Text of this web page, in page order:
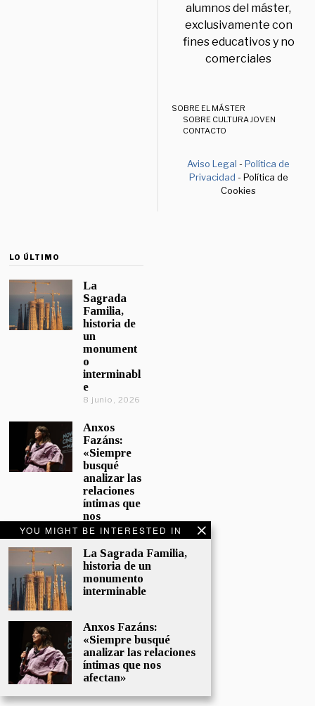
YOU MIGHT BE INTERESTED IN
La Sagrada Familia,
historia de un
monumento
interminable
Anxos Fazáns:
«Siempre busqué
analizar las relaciones
íntimas que nos
afectan»
alumnos del máster,
exclusivamente con
fines educativos y no
comerciales
SOBRE EL MÁSTER
SOBRE CULTURA JOVEN
CONTACTO
Aviso Legal -Política de
Privacidad - Política de
Cookies
LO ÚLTIMO
La
Sagrada
Familia,
historia de
un
monument
o
interminabl
e
8 junio, 2026
Anxos
Fazáns:
«Siempre
busqué
analizar las
relaciones
íntimas que
nos
afectan»
5 junio, 2026
El hijo de la
cómica, el
homenaje
Sacristán a
Fernán
Gómez
28 mayo,
2026